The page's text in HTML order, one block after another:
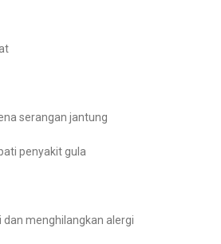
serangan jantung
penyakit gula
menghilangkan alergi